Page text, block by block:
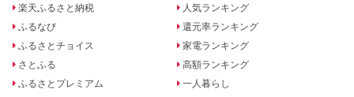
楽天ふるさと納税
ふるなび
ふるさとチョイス
さとふる
ふるさとプレミアム
人気ランキング
還元率ランキング
家電ランキング
高額ランキング
一人暮らし